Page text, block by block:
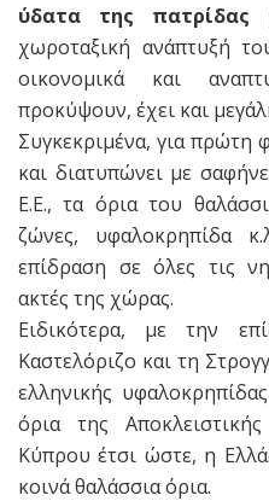
ύδατα της πατρίδας
χωροταξική ανάπτυξή
οικονομικά και
προκύψουν, έχει και
Συγκεκριμένα, για πρώτη
και διατυπώνει με
Ε.Ε., τα όρια του
ζώνες, υφαλοκρηπίδα
επίδραση σε όλες τις
ακτές της χώρας.
Ειδικότερα, με την
Καστελόριζο και τη
ελληνικής
όρια της
Κύπρου έτσι ώστε, η
κοινά θαλάσσια όρια.